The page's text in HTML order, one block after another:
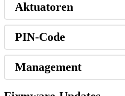
Aktuatoren
PIN-Code
Management